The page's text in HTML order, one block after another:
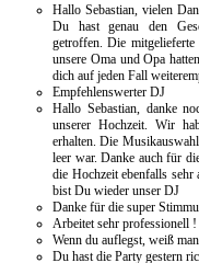
Hallo Sebastian, vielen
Du hast genau den
getroffen. Die
unsere Oma und Opa
dich auf jeden Fall
Empfehlenswerter DJ
Hallo Sebastian, danke
unserer Hochzeit. Wir
erhalten. Die
leer war. Danke auch für
die Hochzeit ebenfalls sehr
bist Du wieder unser DJ
Danke für die super
Arbeitet sehr professionell !
Wenn du auflegst, weiß
Du hast die Party gestern